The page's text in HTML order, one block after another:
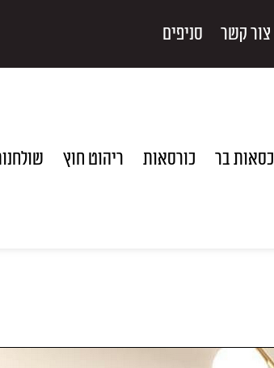
צור קשר סניפים
כסאות בר כורסאות ריהוט חוץ